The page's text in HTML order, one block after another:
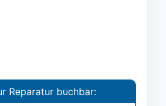
Reparatur buchbar: